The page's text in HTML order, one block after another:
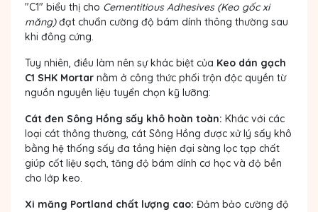
"C1" biểu thị cho Cementitious Adhesives (Keo gốc xi
măng)đạt chuẩn cường độ bám dính thông thường sau
khi đông cứng.
Tuy nhiên, điều làm nên sự khác biệt của Keo dán gạch
C1 SHK Mortar nằm ở công thức phối trộn độc quyền từ
nguồn nguyên liệu tuyển chọn kỹ lưỡng:
Cát đen Sông Hồng sấy khô hoàn toàn: Khác với các
loại cát thông thường, cát Sông Hồng được xử lý sấy khô
bằng hệ thống sấy đa tầng hiện đại sàng lọc tạp chất
giúp cốt liệu sạch, tăng độ bám dính cơ học và độ bền
cho lớp keo.
Xi măng Portland chất lượng cao: Đảm bảo cường độ